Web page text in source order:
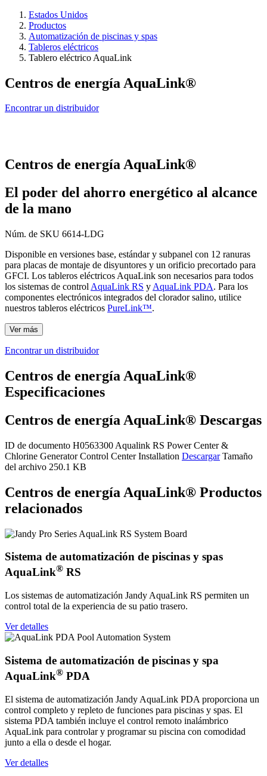
Estados Unidos
Productos
Automatización de piscinas y spas
Tableros eléctricos
Tablero eléctrico AquaLink
Centros de energía AquaLink®
Encontrar un distribuidor
Centros de energía AquaLink®
El poder del ahorro energético al alcance
de la mano
Núm. de SKU 6614-LDG
Disponible en versiones base, estándar y subpanel con 12 ranuras
para placas de montaje de disyuntores y un orificio precortado para
GFCI. Los tableros eléctricos AquaLink son necesarios para todos
los sistemas de control AquaLink RS y AquaLink PDA. Para los
componentes electrónicos integrados del clorador salino, utilice
nuestros tableros eléctricos PureLink™.
Ver más
Encontrar un distribuidor
Centros de energía AquaLink®
Especificaciones
Centros de energía AquaLink® Descargas
ID de documento H0563300 Aqualink RS Power Center &
Chlorine Generator Control Center Installation Descargar Tamaño
del archivo 250.1 KB
Centros de energía AquaLink® Productos
relacionados
Sistema de automatización de piscinas y spas
AquaLink® RS
Los sistemas de automatización Jandy AquaLink RS permiten un
control total de la experiencia de su patio trasero.
Ver detalles
Sistema de automatización de piscinas y spa
AquaLink® PDA
El sistema de automatización Jandy AquaLink PDA proporciona un
control completo y repleto de funciones para piscinas y spas. El
sistema PDA también incluye el control remoto inalámbrico
AquaLink para controlar y programar su piscina con comodidad
junto a ella o desde el hogar.
Ver detalles